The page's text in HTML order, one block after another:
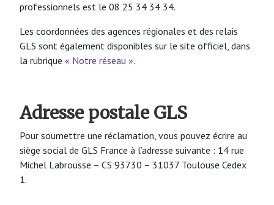
professionnels est le 08 25 34 34 34.
Les coordonnées des agences régionales et des relais
GLS sont également disponibles sur le site officiel, dans
la rubrique « Notre réseau ».
Adresse postale GLS
Pour soumettre une réclamation, vous pouvez écrire au
siège social de GLS France à l’adresse suivante : 14 rue
Michel Labrousse – CS 93730 – 31037 Toulouse Cedex
1.